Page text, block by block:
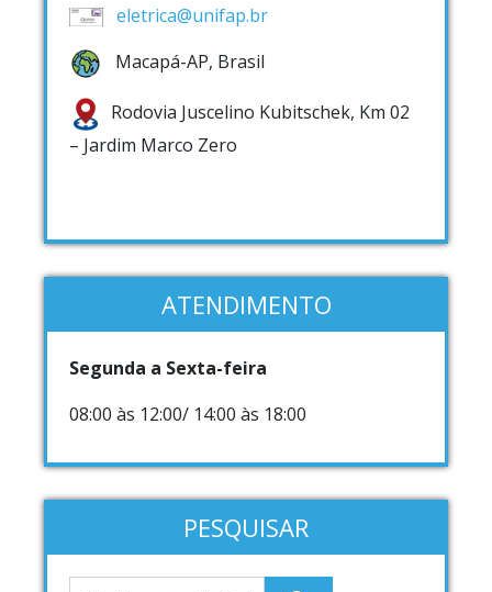
eletrica@unifap.br
Macapá-AP, Brasil
Rodovia Juscelino Kubitschek, Km 02
– Jardim Marco Zero
ATENDIMENTO
Segunda a Sexta-feira
08:00 às 12:00/ 14:00 às 18:00
PESQUISAR